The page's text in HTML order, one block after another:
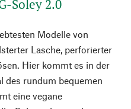
Soley 2.0
Modelle von
Lasche, perforierter
Hier kommt es in der
des rundum bequemen
eine vegane